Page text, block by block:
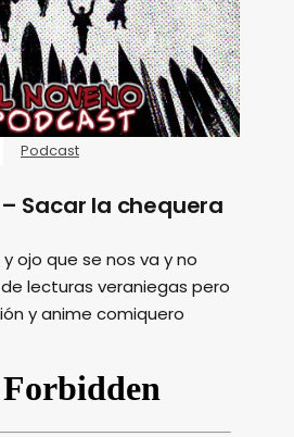
Podcast
Sacar la chequera
ojo que se nos va y no
lecturas veraniegas pero
y anime comiquero